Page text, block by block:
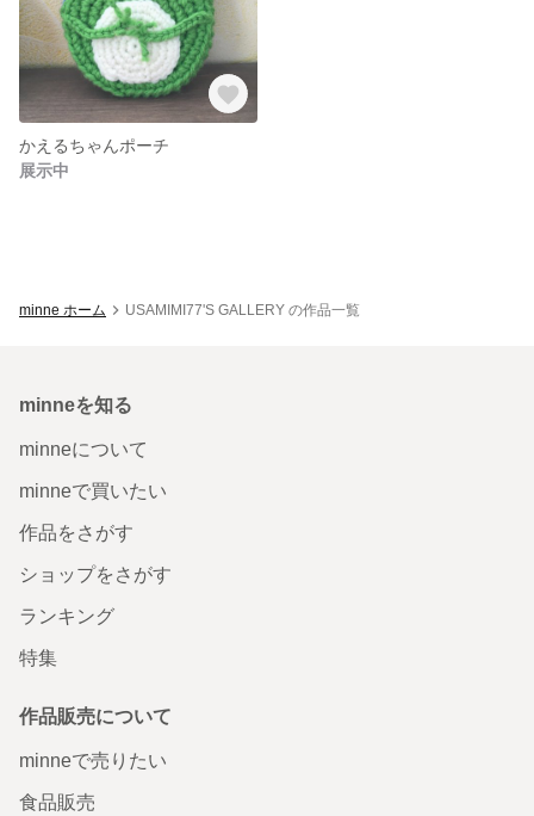
かえるちゃんポーチ
展示中
minne ホーム USAMIMI77'S GALLERY の作品一覧
minneを知る
minneについて
minneで買いたい
作品をさがす
ショップをさがす
ランキング
特集
作品販売について
minneで売りたい
食品販売